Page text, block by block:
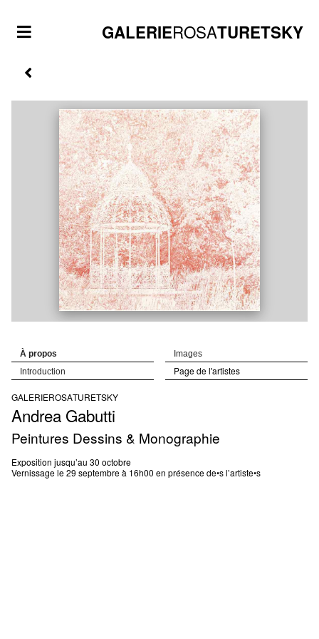
GALERIEROSATURETSKY
GALERIEROSATURETSKY
Andrea Gabutti
Peintures Dessins & Monographie
Exposition jusqu’au 30 octobre
Vernissage le 29 septembre à 16h00 en présence de•s l’artiste•s
À propos
Images
Introduction
Page de l'artistes